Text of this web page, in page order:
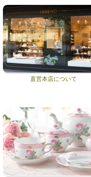
直営本店について